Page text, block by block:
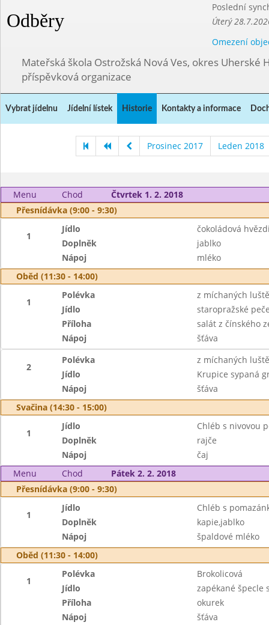
Odběry
Poslední
Úterý
Omezení
Mateřská škola Ostrožská Nová Ves, okres Uherské
příspěvková organizace
Vybrat jídelnu Jídelní lístek Historie Kontakty a informace
Prosinec 2017 Leden 2018
Menu Chod
Čtvrtek 1. 2. 2018
Přesnídávka (9:00 - 9:30)
1
Jídlo
čokoládová
Doplněk
jablko
Nápoj
mléko
Oběd (11:30 - 14:00)
1
Polévka
z míchaných
Jídlo
staropražské
Příloha
salát z čínského
Nápoj
šťáva
2
Polévka
z míchaných
Jídlo
Krupice sypaná
Nápoj
šťáva
Svačina (14:30 - 15:00)
1
Jídlo
Chléb s nivovou
Doplněk
rajče
Nápoj
čaj
Menu
Chod
Pátek 2. 2. 2018
Přesnídávka (9:00 - 9:30)
1
Jídlo
Chléb s
Doplněk
kapie,jablko
Nápoj
špaldové mléko
Oběd (11:30 - 14:00)
1
Polévka
Brokolicová
Jídlo
zapékané špecle
Příloha
okurek
Nápoj
šťáva